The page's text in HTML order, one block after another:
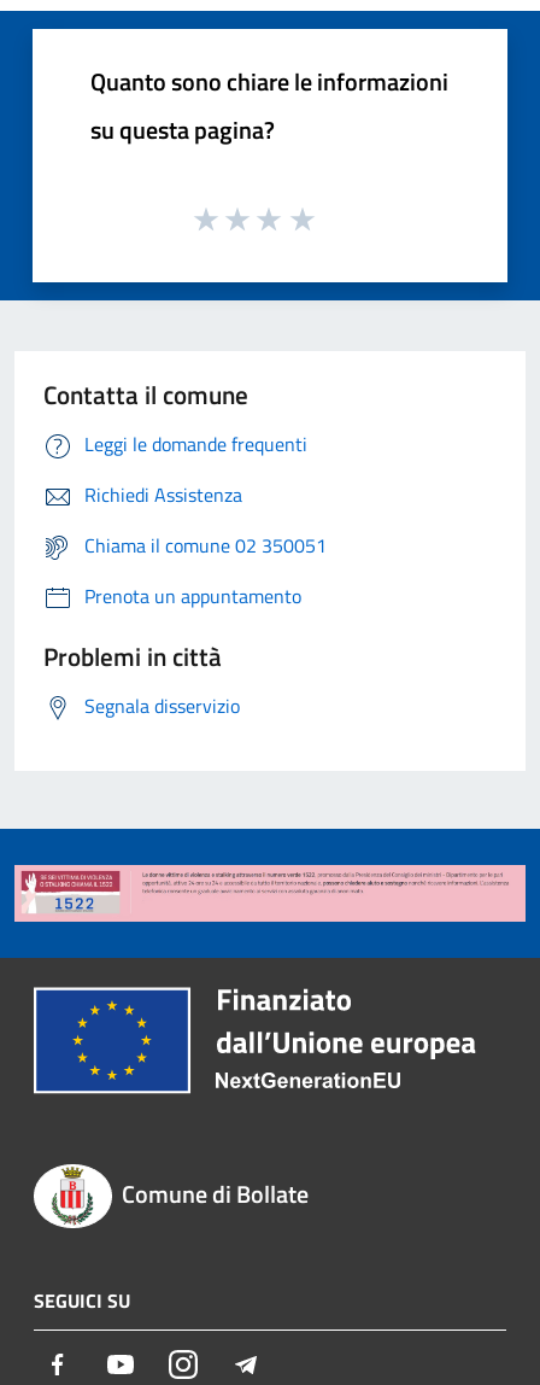
Quanto sono chiare le informazioni
su questa pagina?
Contatta il comune
Leggi le domande frequenti
Richiedi Assistenza
Chiama il comune 02 350051
Prenota un appuntamento
Problemi in città
Segnala disservizio
Comune di Bollate
SEGUICI SU
Facebook YoutubeInstagram